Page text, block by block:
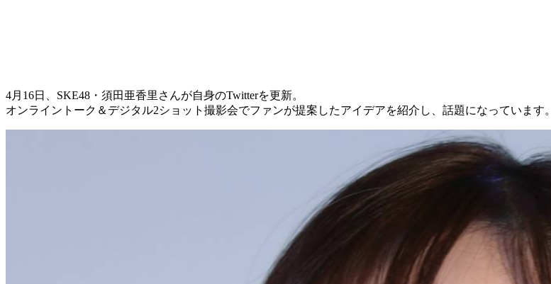
4月16日、SKE48・須田亜香里さんが自身のTwitterを更新。
オンライントーク＆デジタル2ショット撮影会でファンが提案したアイデアを紹介し、話題になっています。